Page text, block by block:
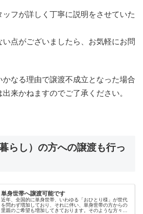
フが詳しく丁寧に説明をさせていた
点がございましたら、お気軽にお問
かなる理由で譲渡不成立となった場合
来かねますのでご了承ください。
らし）の方への譲渡も行っ
単身世帯へ譲渡可能です
近年、全国的に単身世帯、いわゆる「おひとり様」が世代
を問わず増加しており、それに伴い、単身世帯の方からの
里親のご希望も増加してきております。そのような方々よ